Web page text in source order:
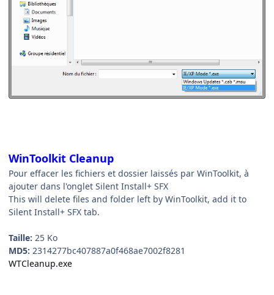
WinToolkit Cleanup
Pour effacer les fichiers et dossier laissés par WinToolkit, à
ajouter dans l'onglet Silent Install+ SFX
This will delete files and folder left by WinToolkit, add it to
Silent Install+ SFX tab.
Taille: 25 Ko
MD5: 2314277bc407887a0f468ae7002f8281
WTCleanup.exe